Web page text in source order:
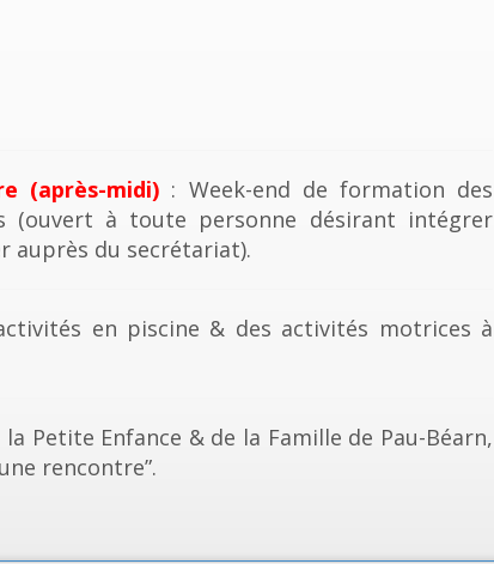
(après-midi) : Week-end de formation des
(ouvert à toute personne désirant intégrer
auprès du secrétariat).
en piscine & des activités motrices à
la Petite Enfance & de la Famille de Pau-Béarn,
rencontre”.